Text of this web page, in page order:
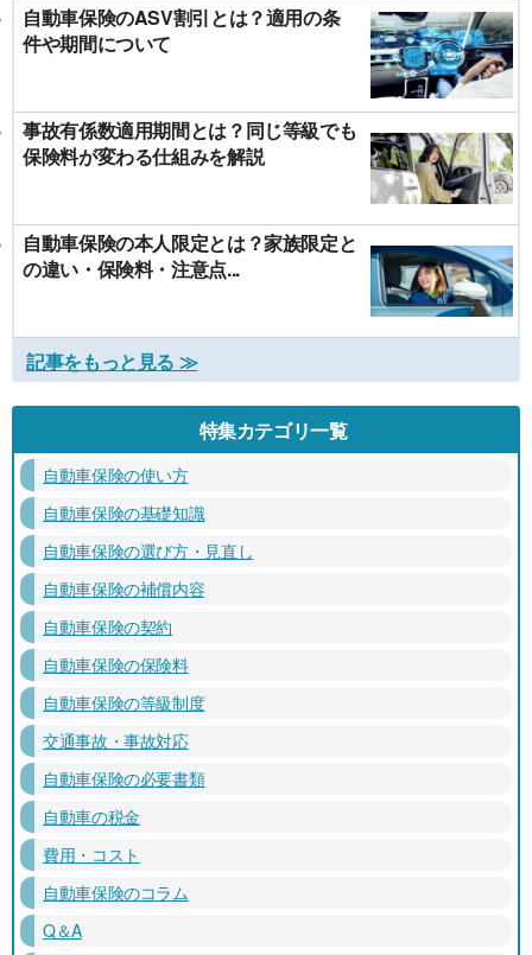
自動車保険のASV割引とは？適用の条
件や期間について
事故有係数適用期間とは？同じ等級でも
保険料が変わる仕組みを解説
自動車保険の本人限定とは？家族限定と
の違い・保険料・注意点...
記事をもっと見る ≫
特集カテゴリ一覧
自動車保険の使い方
自動車保険の基礎知識
自動車保険の選び方・見直し
自動車保険の補償内容
自動車保険の契約
自動車保険の保険料
自動車保険の等級制度
交通事故・事故対応
自動車保険の必要書類
自動車の税金
費用・コスト
自動車保険のコラム
Q＆A